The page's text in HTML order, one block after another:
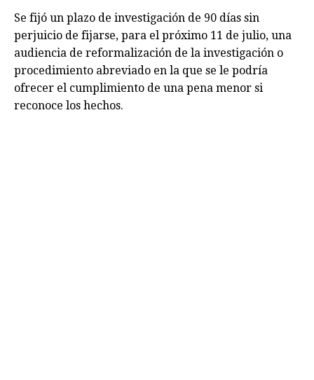
Se fijó un plazo de investigación de 90 días sin
perjuicio de fijarse, para el próximo 11 de julio, una
audiencia de reformalización de la investigación o
procedimiento abreviado en la que se le podría
ofrecer el cumplimiento de una pena menor si
reconoce los hechos.